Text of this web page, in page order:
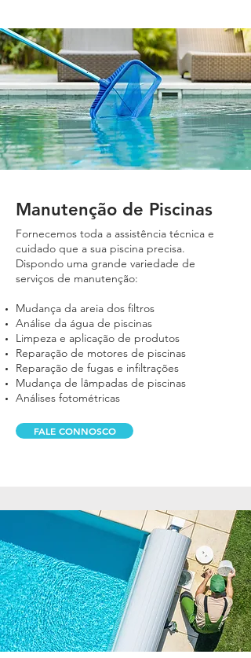
Manutenção de Piscinas
Fornecemos toda a assistência técnica e
cuidado que a sua piscina precisa.
Dispondo uma grande variedade de
serviços de manutenção:
Mudança da areia dos filtros
Análise da água de piscinas
Limpeza e aplicação de produtos
Reparação de motores de piscinas
Reparação de fugas e infiltrações
Mudança de lâmpadas de piscinas
Análises fotométricas
FALE CONNOSCO